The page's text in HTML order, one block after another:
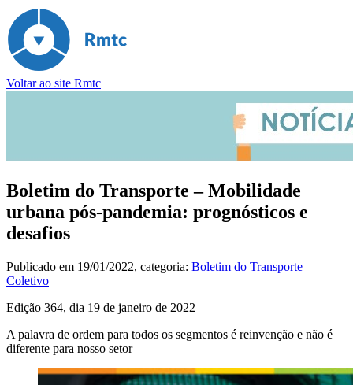
Voltar ao site Rmtc
Boletim do Transporte – Mobilidade
urbana pós-pandemia: prognósticos e
desafios
Publicado em 19/01/2022, categoria: Boletim do Transporte
Coletivo
Edição 364, dia 19 de janeiro de 2022
A palavra de ordem para todos os segmentos é reinvenção e não é
diferente para nosso setor